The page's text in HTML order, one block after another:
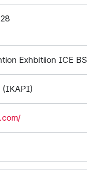
Exhbitiion ICE
(IKAPI)